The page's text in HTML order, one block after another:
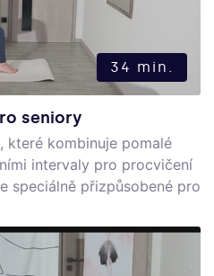
34 min.
seniory
které kombinuje pomalé
intervaly pro procvičení
speciálně přizpůsobené pro